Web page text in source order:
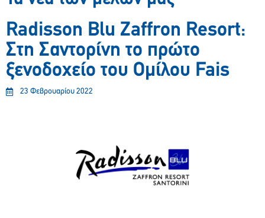
Radisson Blu Zaffron Resort:
Στη Σαντορίνη το πρώτο
ξενοδοχείο του Ομίλου Fais
23 Φεβρουαρίου 2022